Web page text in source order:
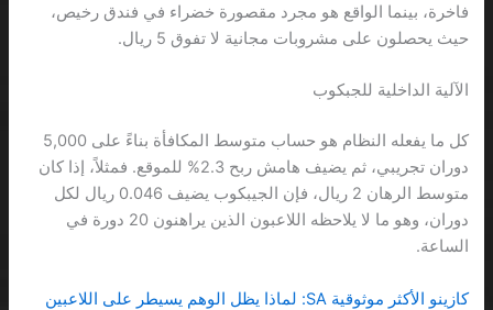
فاخرة، بينما الواقع هو مجرد مقصورة خضراء في فندق رخيص،
حيث يحصلون على مشروبات مجانية لا تفوق 5 ريال.
الآلية الداخلية للجبكوب
كل ما يفعله النظام هو حساب متوسط المكافأة بناءً على 5,000
دوران تجريبي، ثم يضيف هامش ربح 2.3% للموقع. فمثلاً، إذا كان
متوسط الرهان 2 ريال، فإن الجيبكوب يضيف 0.046 ريال لكل
دوران، وهو ما لا يلاحظه اللاعبون الذين يراهنون 20 دورة في
الساعة.
كازينو الأكثر موثوقية SA: لماذا يظل الوهم يسيطر على اللاعبين